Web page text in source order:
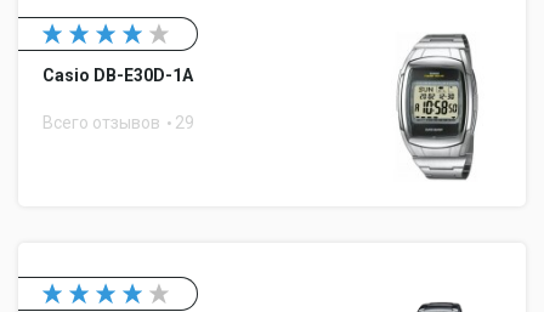
Casio DB-E30D-1A
Всего отзывов 29